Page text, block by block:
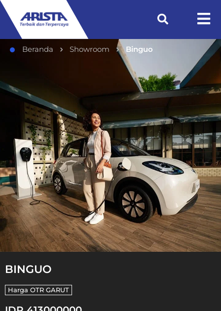
Beranda Showroom Binguo
BINGUO
Harga OTR GARUT